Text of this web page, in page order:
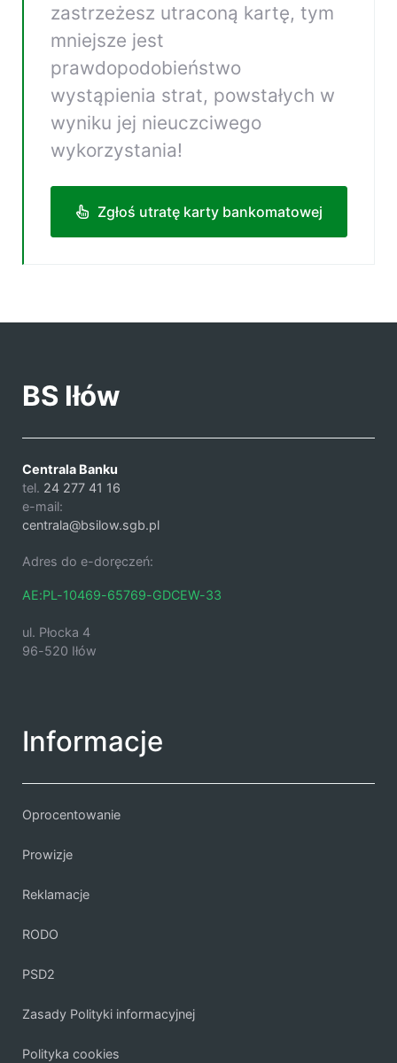
zastrzeżesz utraconą kartę, tym
mniejsze jest
prawdopodobieństwo
wystąpienia strat, powstałych w
wyniku jej nieuczciwego
wykorzystania!
Zgłoś utratę karty bankomatowej
BS Iłów
Centrala Banku
tel. 24 277 41 16
e-mail:
centrala@bsilow.sgb.pl
Adres do e-doręczeń:
AE:PL-10469-65769-GDCEW-33
ul. Płocka 4
96-520 Iłów
Informacje
Oprocentowanie
Prowizje
Reklamacje
RODO
PSD2
Zasady Polityki informacyjnej
Polityka cookies